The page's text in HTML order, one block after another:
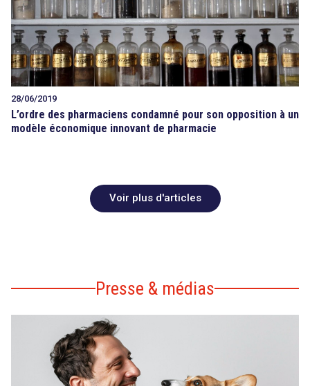
28/06/2019
L’ordre des pharmaciens condamné pour son opposition à un
modèle économique innovant de pharmacie
Voir plus d'articles
Presse & médias